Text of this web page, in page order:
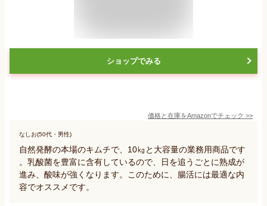
ショップでみる
価格と在庫をAmazonでチェック >>
なしお(50代・男性)
自然発酵の本場のキムチで、10㎏と大容量の業務用商品です
。乳酸菌を豊富に含有しているので、日を追うごとに熟成が
進み、酸味が強くなります。このために、腸活には最適な内
容でオススメです。